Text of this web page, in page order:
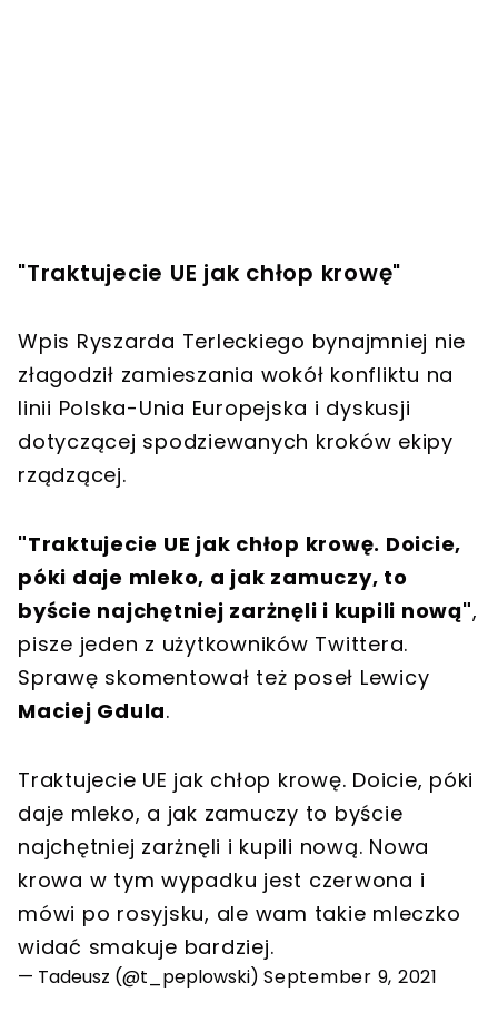
"Traktujecie UE jak chłop krowę"
Wpis Ryszarda Terleckiego bynajmniej nie
złagodził zamieszania wokół konfliktu na
linii Polska-Unia Europejska i dyskusji
dotyczącej spodziewanych kroków ekipy
rządzącej.
"Traktujecie UE jak chłop krowę. Doicie,
póki daje mleko, a jak zamuczy, to
byście najchętniej zarżnęli i kupili nową",
pisze jeden z użytkowników Twittera.
Sprawę skomentował też poseł Lewicy
Maciej Gdula.
Traktujecie UE jak chłop krowę. Doicie, póki
daje mleko, a jak zamuczy to byście
najchętniej zarżnęli i kupili nową. Nowa
krowa w tym wypadku jest czerwona i
mówi po rosyjsku, ale wam takie mleczko
widać smakuje bardziej.
— Tadeusz (@t_peplowski) September 9, 2021